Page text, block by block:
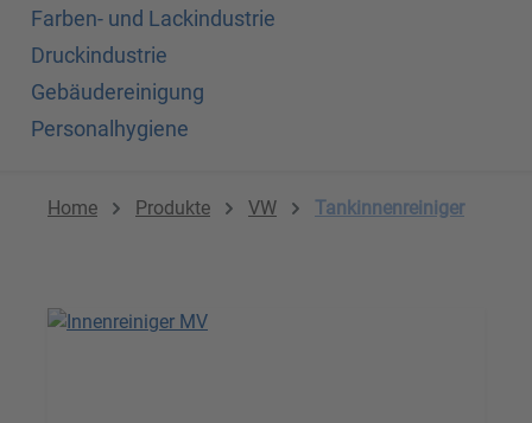
Farben- und Lackindustrie
Druckindustrie
Gebäudereinigung
Personalhygiene
Home Produkte VW Tankinnenreiniger